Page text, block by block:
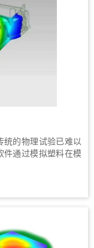
统的物理试验已难以
件通过模拟塑料在模